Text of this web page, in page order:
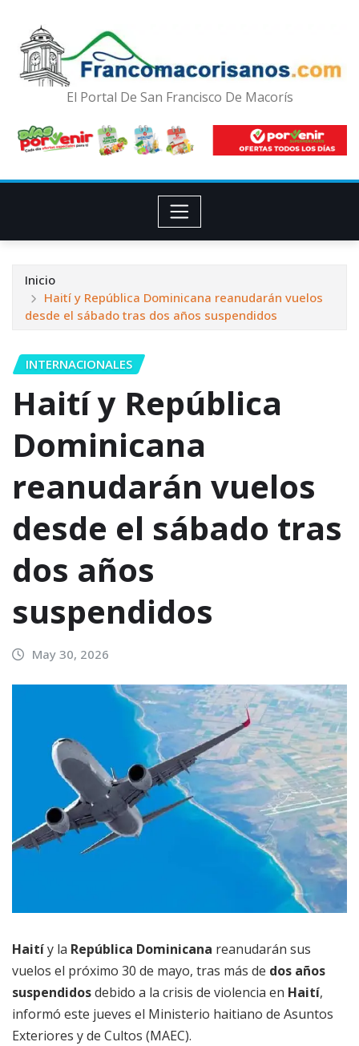
El Portal De San Francisco De Macorís
Inicio
Haití y República Dominicana reanudarán vuelos
desde el sábado tras dos años suspendidos
INTERNACIONALES
Haití y República
Dominicana
reanudarán vuelos
desde el sábado tras
dos años
suspendidos
May 30, 2026
Haitíy la República Dominicana reanudarán sus
vuelos el próximo 30 de mayo, tras más de dos años
suspendidosdebido a la crisis de violencia en Haití,
informó este jueves el Ministerio haitiano de Asuntos
Exteriores y de Cultos (MAEC).